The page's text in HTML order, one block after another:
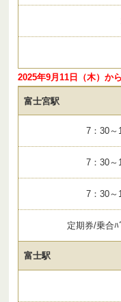
2025年9月11日（木）から
富士宮駅
7：30～
7：30～
7：30～
定期券/乗合
富士駅